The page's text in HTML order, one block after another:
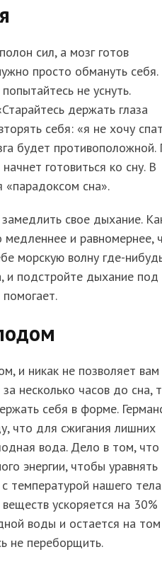
сил, а мозг готов
просто обмануть себя.
не уснуть.
держать глаза
себя: «я не хочу
будет противоположной.
готовиться ко сну. В
«парадоксом сна».
свое дыхание.
и равномернее,
морскую волну где-
и подстройте дыхание под
и никак не позволяет вам
несколько часов до сна,
себя в форме.
что для сжигания лишних
вода. Дело в том, что
энергии, чтобы уравнять
температурой нашего тела.
ускоряется на 30%
воды и остается на
не переборщить.